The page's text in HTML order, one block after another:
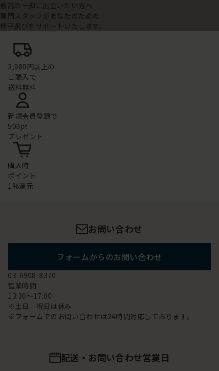
最高の一脚に出会いたい方へ
専門スタッフがあなたのための
椅子選びをサポートいたします。
3,980円以上の
ご購入で
送料無料
新規会員登録で
500pt
プレゼント
購入時
ポイント
1%還元
お問い合わせ
フォームからのお問い合わせ
03-6908-8370
営業時間
13:30～17:00
※土日 祝日は休み
※フォームでのお問い合わせは24時間対応しております。
配送・お問い合わせ営業日